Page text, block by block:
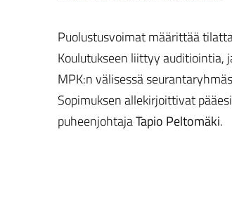
Puolustusvoimat määrittää
Koulutukseen liittyy auditiointia,
MPK:n välisessä
Sopimuksen allekirjoittivat
puheenjohtajaTapio Peltomäki.